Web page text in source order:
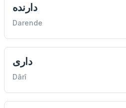
دارنده
Darende
داری
Dârî